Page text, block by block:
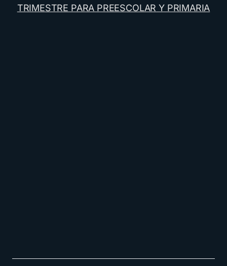
TRIMESTRE PARA PREESCOLAR Y PRIMARIA